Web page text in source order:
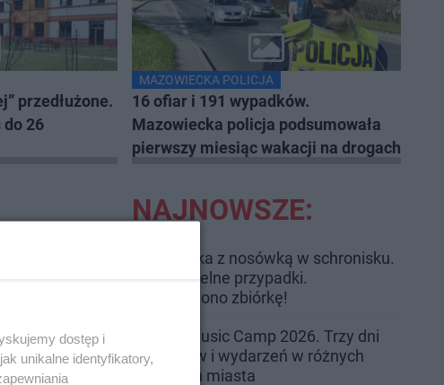
przedłużone.
26
MAZOWIECKA POLICJA
16 ofiar i 191 wypadków.
Mazowiecka policja podsumowała
pierwszy miesiąc wakacji na drogach
NAJNOWSZE:
Trwa walka z nosówką w schronisku.
Są śmiertelne przypadki.
Uruchomiono zbiórkę!
Radom Music Camp 2026. Trzy dni
koncertów i wydarzeń w różnych
częściach miasta
dostęp i
unikalne identyfikatory,